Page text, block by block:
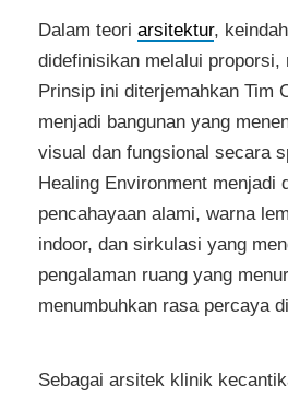
Dalam teori arsitektur,
didefinisikan melalui proporsi,
Prinsip ini diterjemahkan Tim
menjadi bangunan yang
visual dan fungsional secara
Healing Environment
pencahayaan alami, warna
indoor, dan sirkulasi yang
pengalaman ruang yang
menumbuhkan rasa percaya
Sebagai arsitek klinik